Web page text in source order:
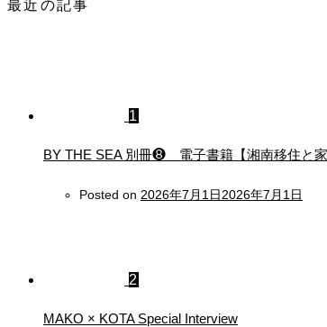
最近の記事
1
BY THE SEA 別冊❽ 電子書籍【湘南移住と
Posted on 2026年7月1日2026年7月1日
2
MAKO × KOTA Special Interview